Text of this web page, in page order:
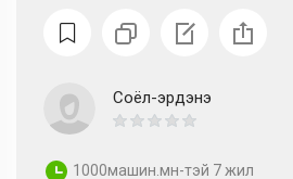
Соёл-эрдэнэ
1000машин.мн-тэй 7 жил